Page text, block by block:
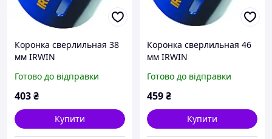
Коронка сверлильная 38
мм IRWIN
10504177
Готово до відправки
403₴
Купити
Коронка сверлильная 46
мм IRWIN
10504182
Готово до відправки
459₴
Купити